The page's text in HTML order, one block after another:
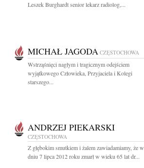
Leszek Burghardt senior lekarz radiolog,...
MICHAŁ JAGODA CZĘSTOCHOWA
Wstrząśnięci nagłym i tragicznym odejściem
wyjątkowego Człowieka, Przyjaciela i Kolegi
starszego...
ANDRZEJ PIEKARSKI
CZĘSTOCHOWA
Z głębokim smutkiem i żalem zawiadamiamy, że w
dniu 7 lipca 2012 roku zmarł w wieku 65 lat dr...